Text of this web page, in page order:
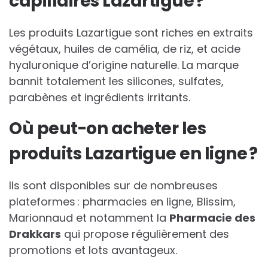
Les produits Lazartigue sont riches en extraits
végétaux, huiles de camélia, de riz, et acide
hyaluronique d’origine naturelle. La marque
bannit totalement les silicones, sulfates,
parabènes et ingrédients irritants.
Où peut-on acheter les
produits Lazartigue en ligne ?
Ils sont disponibles sur de nombreuses
plateformes : pharmacies en ligne, Blissim,
Marionnaud et notamment la Pharmacie des
Drakkars qui propose régulièrement des
promotions et lots avantageux.